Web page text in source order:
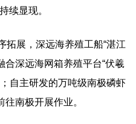
续显现。
展，深远海养殖工船“湛江
合深远海网箱养殖平台“伏羲
自主研发的万吨级南极磷虾
往南极开展作业。